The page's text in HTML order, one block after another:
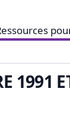
1991